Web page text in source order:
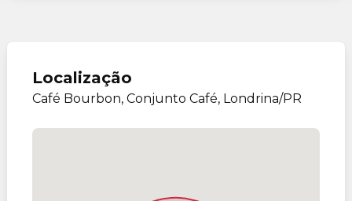
Localização
Café Bourbon, Conjunto Café, Londrina/PR